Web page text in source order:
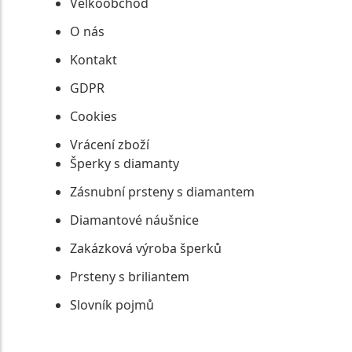
O nás
Kontakt
GDPR
Cookies
Vrácení zboží
Šperky s diamanty
Zásnubní prsteny s diamantem
Diamantové náušnice
Zakázková výroba šperků
Prsteny s briliantem
Slovník pojmů